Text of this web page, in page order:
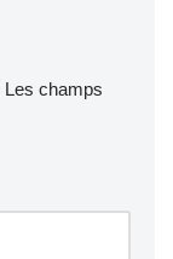
Les champs